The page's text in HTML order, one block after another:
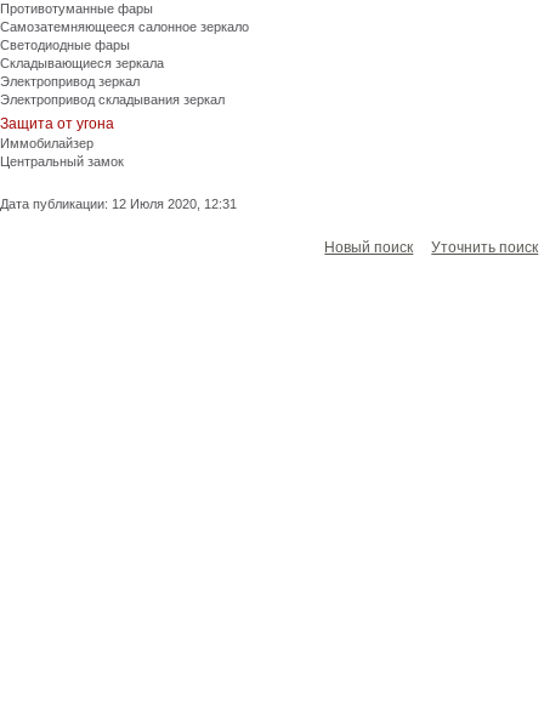
Противотуманные фары
Самозатемняющееся салонное зеркало
Светодиодные фары
Складывающиеся зеркала
Электропривод зеркал
Электропривод складывания зеркал
Защита от угона
Иммобилайзер
Центральный замок
Дата публикации: 12 Июля 2020, 12:31
Новый поиск Уточнить поиск